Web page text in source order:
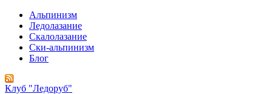
Альпинизм
Ледолазание
Скалолазание
Ски-альпинизм
Блог
Клуб "Ледоруб"